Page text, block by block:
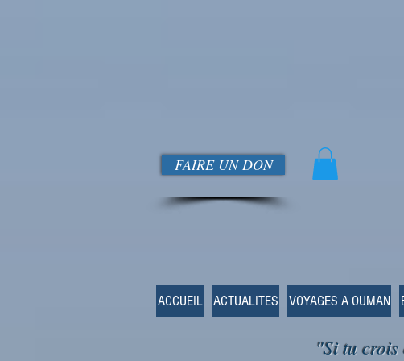
FAIRE UN DON
ACCUEIL ACTUALITES VOYAGES A OUMAN
"Si tu crois